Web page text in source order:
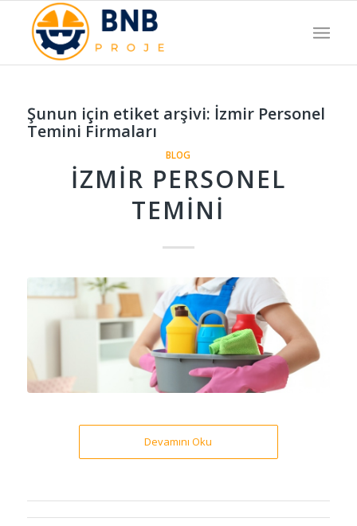
Şunun için etiket arşivi: İzmir Personel
Temini Firmaları
BLOG
İZMIR PERSONEL
TEMINI
Devamını Oku